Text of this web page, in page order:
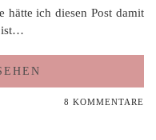
hätte ich diesen Post damit
ist…
8 KOMMENTARE